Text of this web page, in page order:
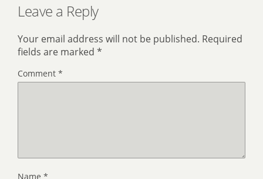
Leave a Reply
Your email address will not be published. Required
fields are marked *
Comment *
Name *